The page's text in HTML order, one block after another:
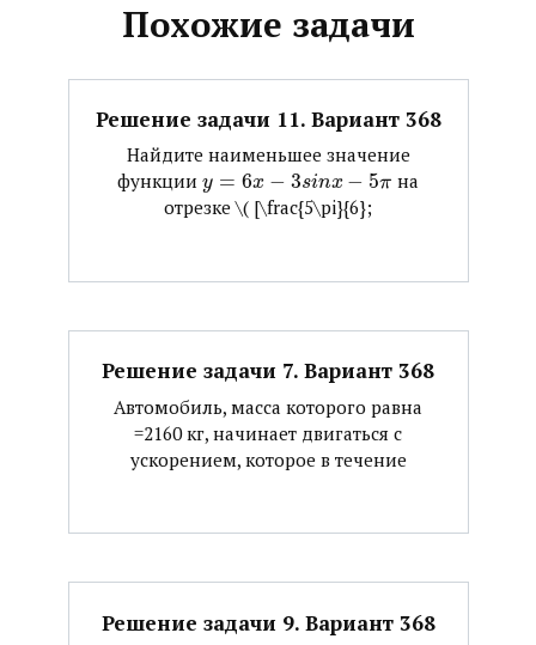
Похожие задачи
Решение задачи 11. Вариант 368
Найдите наименьшее значение
функции ​ y = 6x − 3sinx − 5π ​ на
отрезке ​\( [\frac{5\pi}{6};
Решение задачи 7. Вариант 368
Автомобиль, масса которого равна
=2160 кг, начинает двигаться с
ускорением, которое в течение
Решение задачи 9. Вариант 368